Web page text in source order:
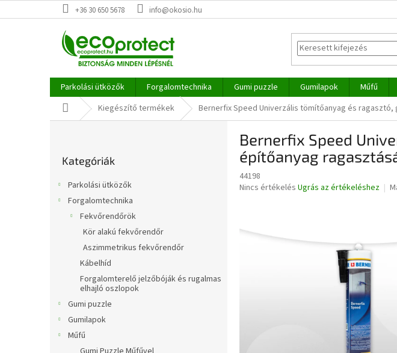
a
+36 30 650 5678 info@okosio.hu
Parkolási ütközők Forgalomtechnika Gumi puzzle Gumilapok Műfű
KezdőlapKiegészítő termékek Bernerfix Speed Univerzális tömítőanyag és
átugrása
Kategóriák
Parkolási ütközők
Forgalomtechnika
Fekvőrendőrök
Kör alakú fekvőrendőr
Aszimmetrikus fekvőrendőr
Kábelhíd
Forgalomterelő jelzőbóják és rugalmas
elhajló oszlopok
Gumi puzzle
Gumilapok
Műfű
Bernerfix Speed
építőanyag
44198
A
5-
Nincs értékelés Ugrás az értékeléshez